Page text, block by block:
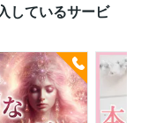
しているサービ